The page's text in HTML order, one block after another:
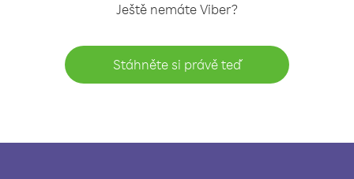
Ještě nemáte Viber?
Stáhněte si právě teď